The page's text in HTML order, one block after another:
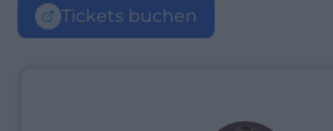
Tickets buchen